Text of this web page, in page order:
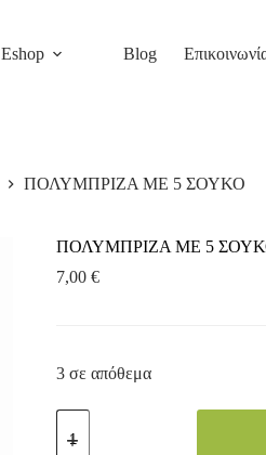
Eshop Blog
ΠΟΛΥΜΠΡΙΖΑ ΜΕ 5 ΣΟΥΚΟ
ΠΟΛΥΜΠΡΙΖΑ ΜΕ 5
7,00 €
3 σε απόθεμα